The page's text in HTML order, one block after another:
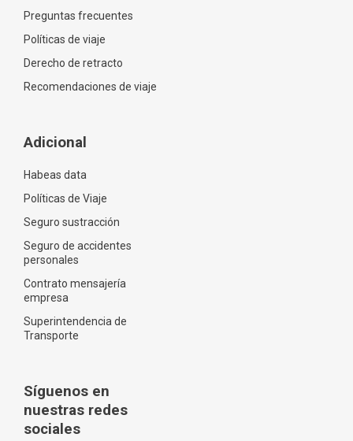
Preguntas frecuentes
Políticas de viaje
Derecho de retracto
Recomendaciones de viaje
Adicional
Habeas data
Políticas de Viaje
Seguro sustracción
Seguro de accidentes
personales
Contrato mensajería
empresa
Superintendencia de
Transporte
Síguenos en
nuestras redes
sociales